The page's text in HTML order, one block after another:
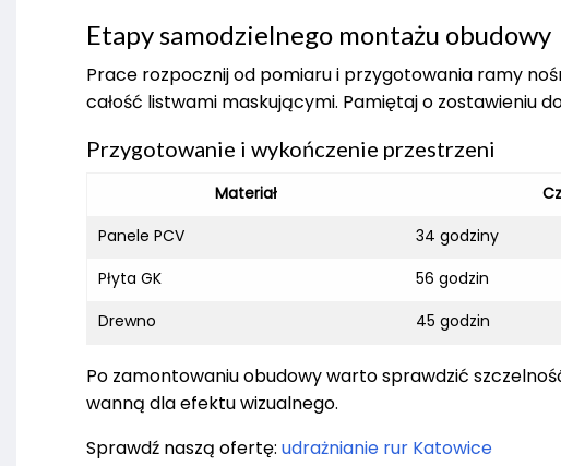
Etapy samodzielnego montażu obudowy
Prace rozpocznij od pomiaru i przygotowania ramy
całość listwami maskującymi. Pamiętaj o zostawieniu
Przygotowanie i wykończenie przestrzeni
Materiał
Panele PCV
34 godziny
Płyta GK
56 godzin
Drewno
45 godzin
Po zamontowaniu obudowy warto sprawdzić
wanną dla efektu wizualnego.
Sprawdź naszą ofertę: udrażnianie rur Katowice